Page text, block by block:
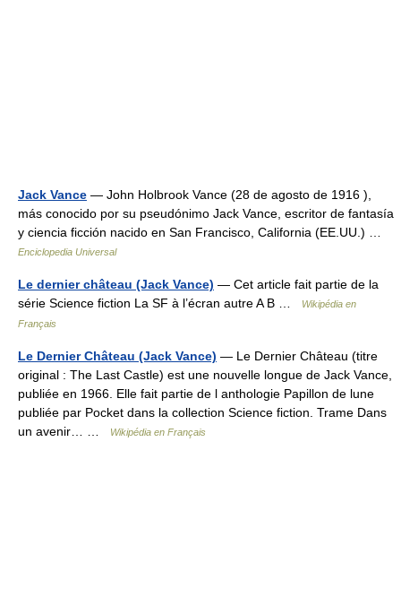
Jack Vance — John Holbrook Vance (28 de agosto de 1916 ),
más conocido por su pseudónimo Jack Vance, escritor de fantasía
y ciencia ficción nacido en San Francisco, California (EE.UU.) …
Enciclopedia Universal
Le dernier château (Jack Vance) — Cet article fait partie de la
série Science fiction La SF à l’écran autre A B …
Wikipédia en
Français
Le Dernier Château (Jack Vance) — Le Dernier Château (titre
original : The Last Castle) est une nouvelle longue de Jack Vance,
publiée en 1966. Elle fait partie de l anthologie Papillon de lune
publiée par Pocket dans la collection Science fiction. Trame Dans
un avenir… …
Wikipédia en Français